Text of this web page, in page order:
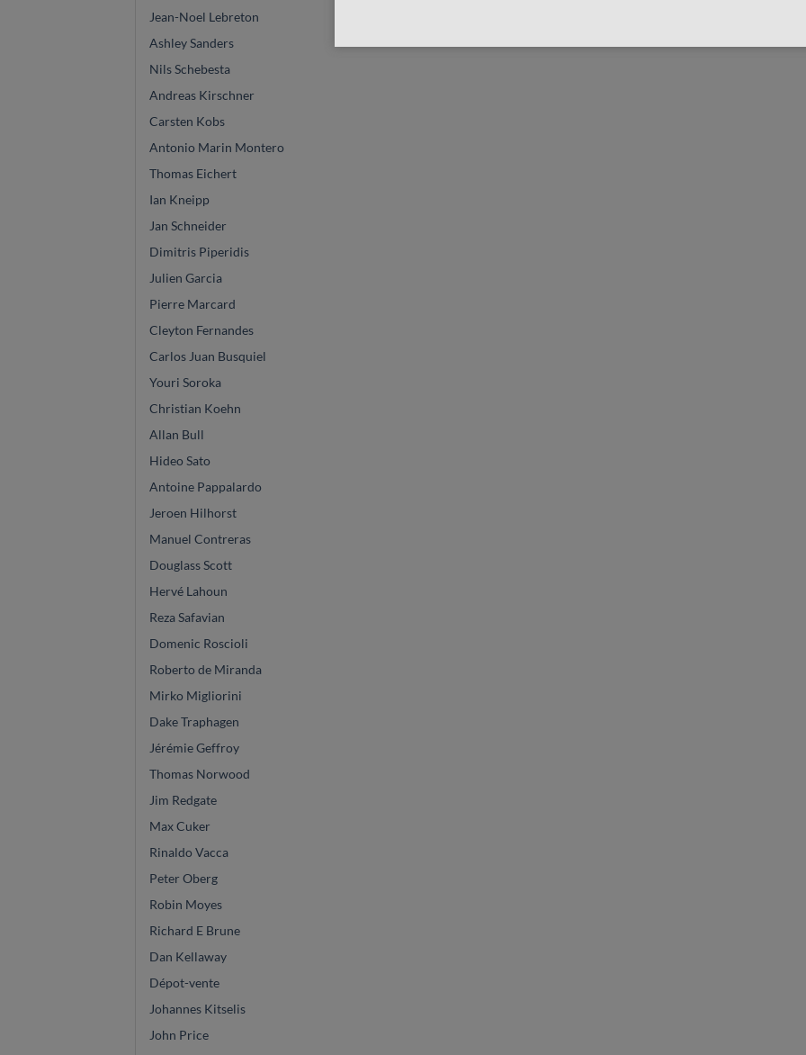
Jean-Noel Lebreton
Ashley Sanders
Nils Schebesta
Andreas Kirschner
Carsten Kobs
Antonio Marin Montero
Thomas Eichert
Ian Kneipp
Jan Schneider
Dimitris Piperidis
Julien Garcia
Pierre Marcard
Cleyton Fernandes
Carlos Juan Busquiel
Youri Soroka
Christian Koehn
Allan Bull
Hideo Sato
Antoine Pappalardo
Jeroen Hilhorst
Manuel Contreras
Douglass Scott
Hervé Lahoun
Reza Safavian
Domenic Roscioli
Roberto de Miranda
Mirko Migliorini
Dake Traphagen
Jérémie Geffroy
Thomas Norwood
Jim Redgate
Max Cuker
Rinaldo Vacca
Peter Oberg
Robin Moyes
Richard E Brune
Dan Kellaway
Dépot-vente
Johannes Kitselis
John Price